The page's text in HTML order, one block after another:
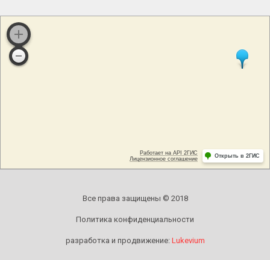
Все права защищены © 2018
Политика конфиденциальности
разработка и продвижение: Lukevium